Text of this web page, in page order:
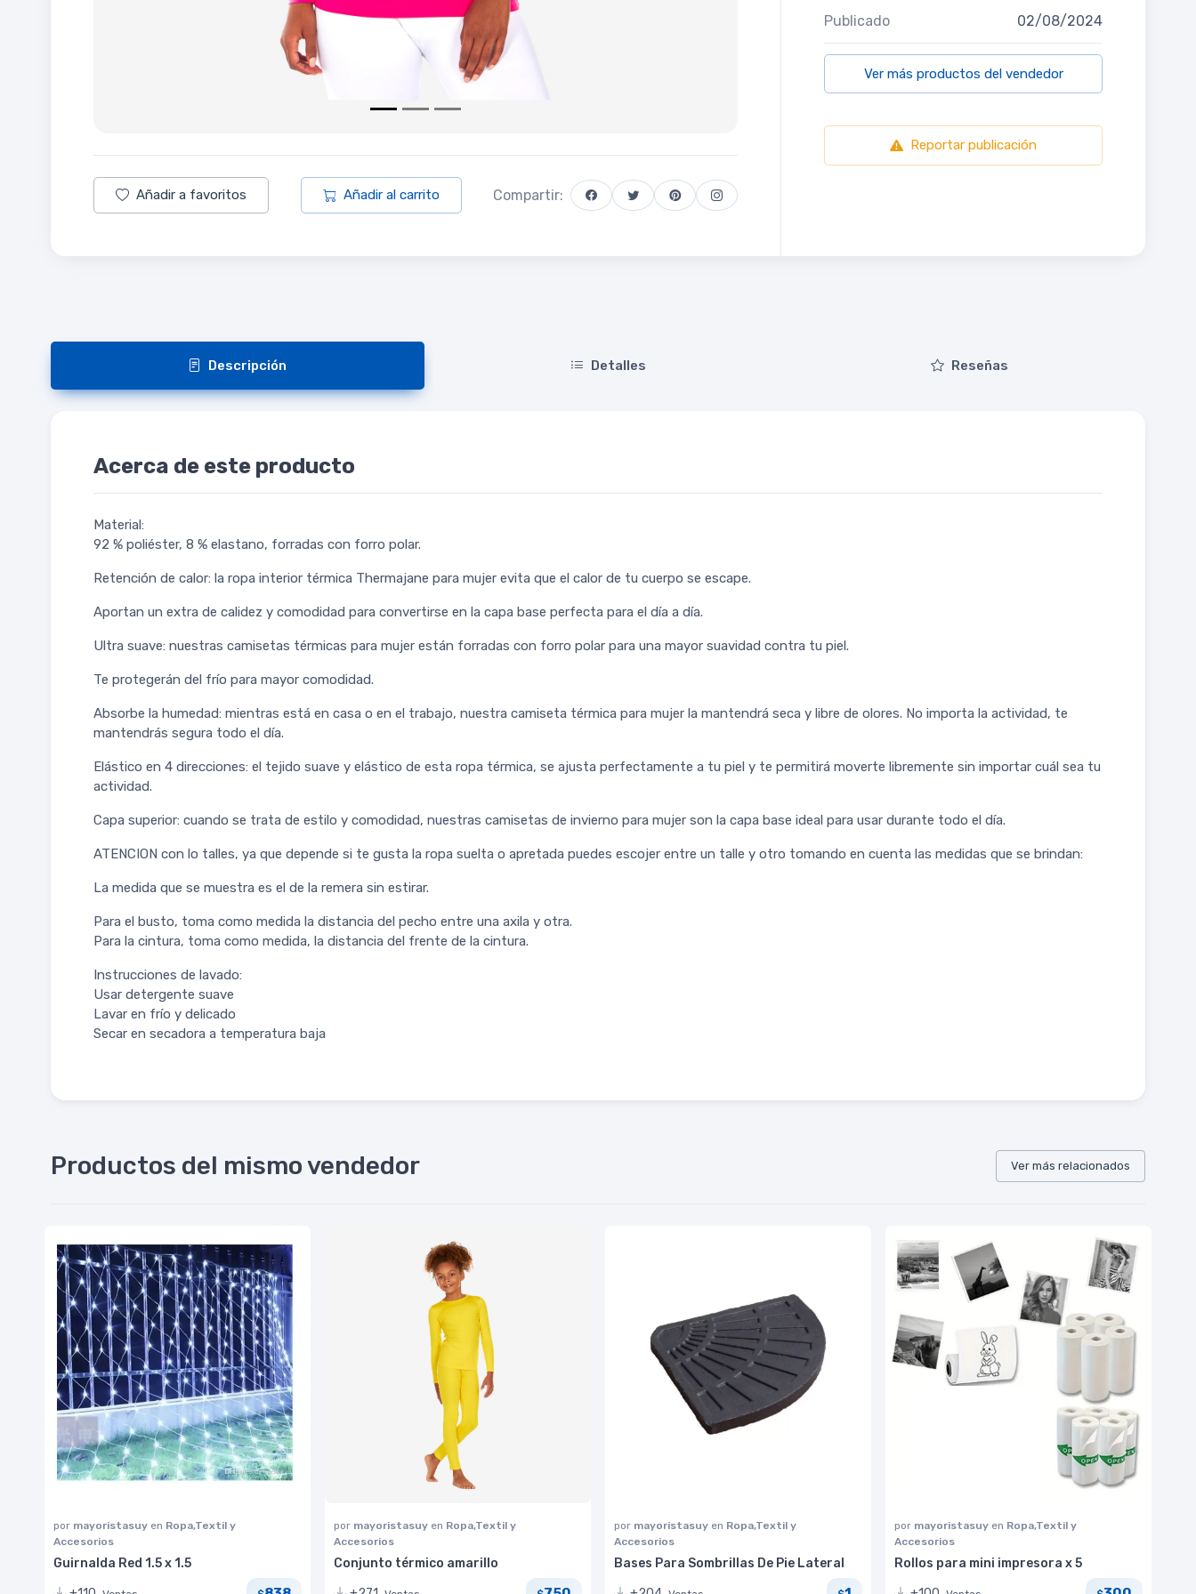
Añadir a favoritos Añadir al carrito Compartir:
Publicado 02/08/2024
Ver más productos del vendedor
Reportar publicación
Descripción Detalles Reseñas
Acerca de este producto
Material:
92 % poliéster, 8 % elastano, forradas con forro polar.
Retención de calor: la ropa interior térmica Thermajane para mujer evita que el calor de tu cuerpo se escape.
Aportan un extra de calidez y comodidad para convertirse en la capa base perfecta para el día a día.
Ultra suave: nuestras camisetas térmicas para mujer están forradas con forro polar para una mayor suavidad contra tu piel.
Te protegerán del frío para mayor comodidad.
Absorbe la humedad: mientras está en casa o en el trabajo, nuestra camiseta térmica para mujer la mantendrá seca y libre de olores. No importa la actividad, te
mantendrás segura todo el día.
Elástico en 4 direcciones: el tejido suave y elástico de esta ropa térmica, se ajusta perfectamente a tu piel y te permitirá moverte libremente sin importar cuál sea tu
actividad.
Capa superior: cuando se trata de estilo y comodidad, nuestras camisetas de invierno para mujer son la capa base ideal para usar durante todo el día.
ATENCION con lo talles, ya que depende si te gusta la ropa suelta o apretada puedes escojer entre un talle y otro tomando en cuenta las medidas que se brindan:
La medida que se muestra es el de la remera sin estirar.
Para el busto, toma como medida la distancia del pecho entre una axila y otra.
Para la cintura, toma como medida, la distancia del frente de la cintura.
Instrucciones de lavado:
Usar detergente suave
Lavar en frío y delicado
Secar en secadora a temperatura baja
Productos del mismo vendedor Ver más relacionados
por mayoristasuy en Ropa,Textil y
Accesorios
Guirnalda Red 1.5 x 1.5
por mayoristasuy en Ropa,Textil y
Accesorios
Conjunto térmico amarillo
por mayoristasuy en Ropa,Textil y
Accesorios
Bases Para Sombrillas De Pie Lateral
por mayoristasuy en Ropa,Textil y
Accesorios
Rollos para mini impresora x 5